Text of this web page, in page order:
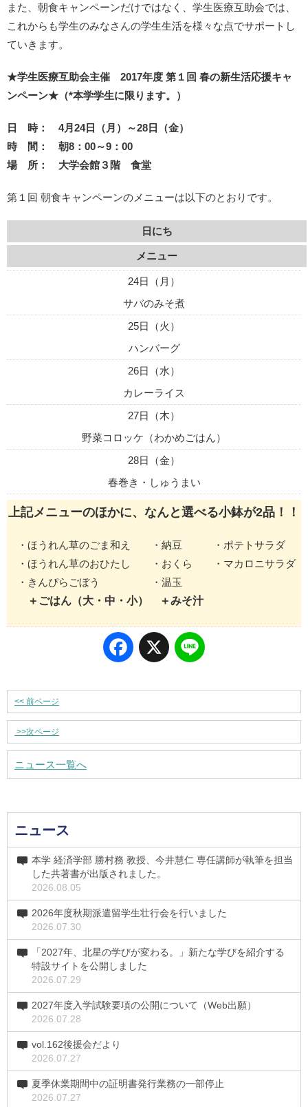
また、朝食キャンペーンだけではなく、学生医療互助会では、
これからも学生のみなさんの学生生活を様々な点でサポートし
ていきます。
★学生医療互助会主催 2017年度 第１回 春の新生活応援キャ
ンペーン★（*本学学生に限ります。）
日 時： 4月24日（月）～28日（金）
時 間： 朝8：00～9：00
場 所： 大学会館３階 食堂
第１回 朝食キャンペーンのメニューは以下のとおりです。
日にち
メニュー
24日（月）
サバのみそ煮
25日（火）
ハンバーグ
26日（水）
カレーライス
27日（木）
野菜コロッケ（わかめごはん）
28日（金）
春巻き・しゅうまい
上記メニューのほかに、なんと選べる小鉢が2品！！
・ほうれん草のごま和え ・納豆 ・ポテトサラダ
・ほうれん草のおひたし ・おくら ・マカロニサラダ
・きんぴらごぼう ・温玉
＋ごはん（大・中・小） ＋みそ汁
Facebook
X
<< 前ページ
>>次ページ
ニュース一覧へ
ニュース
本学 経済学部 勝村務 教授、今井慧仁 専任講師が執筆を担当
した共著書が出版されました。
2026.08.05
2026年度秋期派遣留学生壮行会を行いました
2026.07.30
「2027年、北星の学びが変わる。」新たな学びを紹介する
特設サイトを公開しました
2026.07.29
2027年度入学試験要項の公開について（Web出願）
2026.07.28
vol.162後援会だより
2026.07.27
夏季休業期間中の証明書発行業務の一部停止
2026.07.27